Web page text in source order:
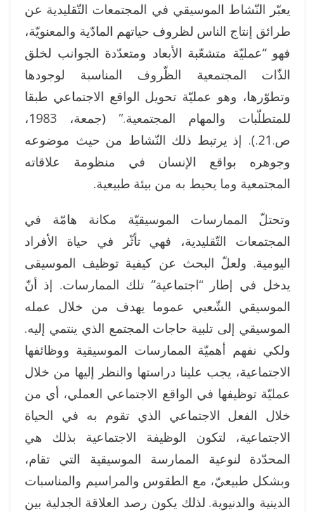
يعبّر النّشاط الموسيقي في المجتمعات التّقليدية عن
طرائق إنتاج الناس لظروف حياتهم المادّية والمعنويّة،
فهو “عمليّة متشعّبة الأبعاد ومتعدّدة الجوانب لخلق
الذّات المجتمعية الظّروف المناسبة لوجودها
وتطوّرها، وهو عمليّة تحويل الواقع الاجتماعي طبقا
للمتطلّبات والمهام المجتمعية.” (جمعة، 1983،
ص.21.). إذ يرتبط ذلك النّشاط من حيث موضوعه
وجوهره بواقع الإنسان في منظومة علاقاته
المجتمعية وما يحيط به من بيئة طبيعية.
وتحتلّ الممارسات الموسيقيّة مكانة هامّة في
المجتمعات التّقليدية، فهي تأثّر في حياة الأفراد
اليومية. ولعلّ البحث عن كيفية توظيف الموسيقى
يدخل في إطار “اجتماعية” تلك الممارسات. إذ أنّ
الموسيقي الشّعبي عموما يهدف من خلال عمله
الموسيقي إلى تلبية حاجات المجتمع الذي ينتمي إليه.
ولكي نفهم أهميّة الممارسات الموسيقية ووظائفها
الاجتماعية، يجب علينا دراستها والنظر إليها من خلال
عمليّة توظيفها في الواقع الاجتماعي العملي، أي من
خلال الفعل الاجتماعي الذي تقوم به في الحياة
الاجتماعية، لتكون الوظيفة الاجتماعية بذلك هي
المحدّدة لنوعية الممارسة الموسيقية التي تقام،
وبشكل طبيعيّ، مع الطقوس والمراسيم والمناسبات
الدينية والدنيوية. لذلك يكون رصد العلاقة الجدلية بين